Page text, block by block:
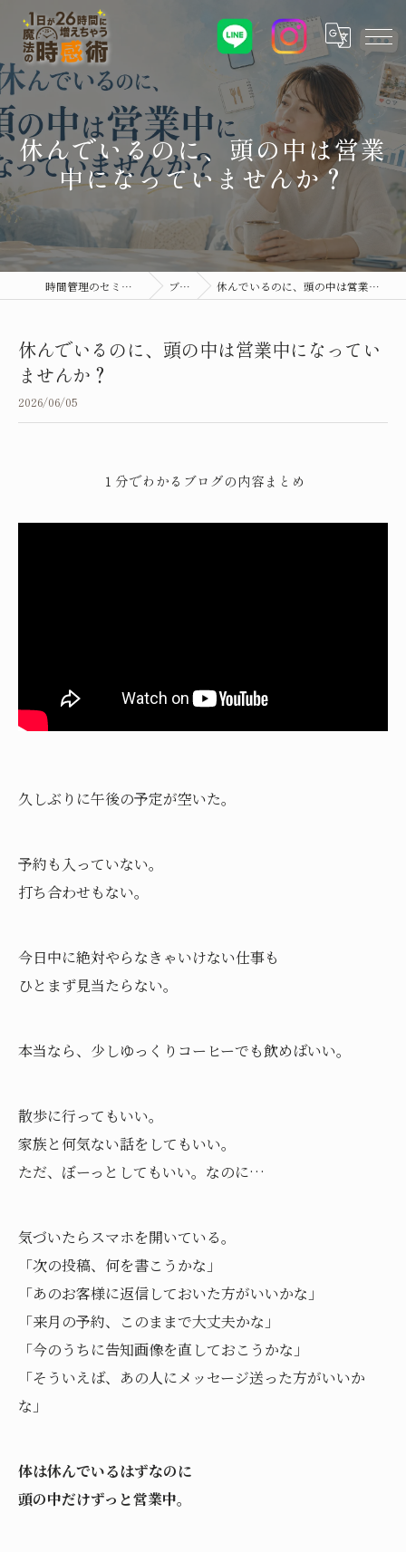
休んでいるのに、頭の中は営業
中になっていませんか？
時間管理のセミナーなら時感術 ブログ 休んでいるのに、頭の中は営業中になっていませんか？
休んでいるのに、頭の中は営業中になってい
ませんか？
2026/06/05
１分でわかるブログの内容まとめ
久しぶりに午後の予定が空いた。
予約も入っていない。
打ち合わせもない。
今日中に絶対やらなきゃいけない仕事も
ひとまず見当たらない。
本当なら、少しゆっくりコーヒーでも飲めばいい。
散歩に行ってもいい。
家族と何気ない話をしてもいい。
ただ、ぼーっとしてもいい。なのに…
気づいたらスマホを開いている。
「次の投稿、何を書こうかな」
「あのお客様に返信しておいた方がいいかな」
「来月の予約、このままで大丈夫かな」
「今のうちに告知画像を直しておこうかな」
「そういえば、あの人にメッセージ送った方がいいか
な」
体は休んでいるはずなのに
頭の中だけずっと営業中。